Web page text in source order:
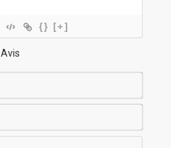
{} [+]
Avis
Nom*
E-